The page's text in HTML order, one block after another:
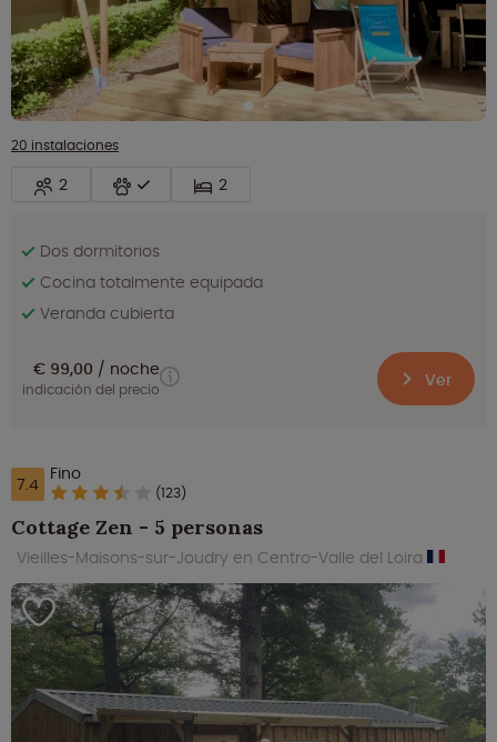
20 instalaciones
2 2
Dos dormitorios
Cocina totalmente equipada
Veranda cubierta
€ 99,00 noche
indicación del precio Ver
7.4 Fino
(123)
Cottage Zen - 5 personas
Vieilles-Maisons-sur-Joudry en Centro-Valle del Loira